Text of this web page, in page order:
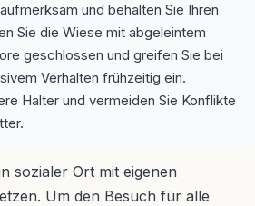
und behalten Sie Ihren
Sie die Wiese mit abgeleintem
geschlossen und greifen Sie bei
Verhalten frühzeitig ein.
Halter und vermeiden Sie Konflikte
sozialer Ort mit eigenen
Um den Besuch für alle